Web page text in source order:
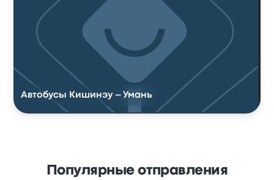
Автобусы Кишинэу – Умань
Популярные отправления